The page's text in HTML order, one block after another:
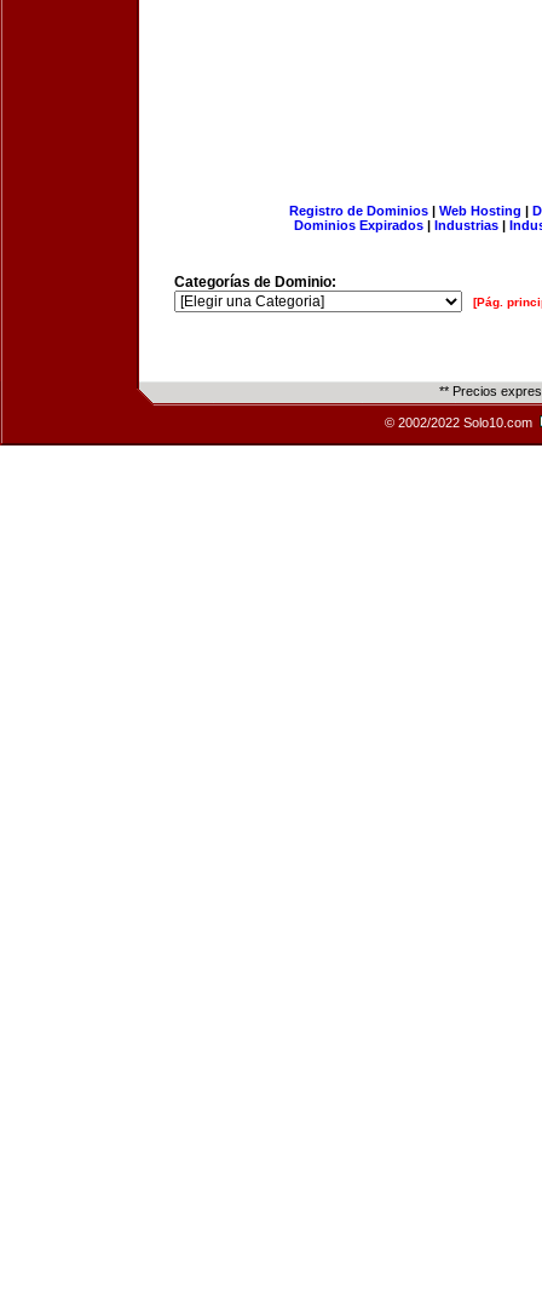
Registro de Dominios| Web Hosting |
Dominios Expirados | Industrias |
Categorías de Dominio:
[Pág.
** Precios
© 2002/2022 Solo10.com